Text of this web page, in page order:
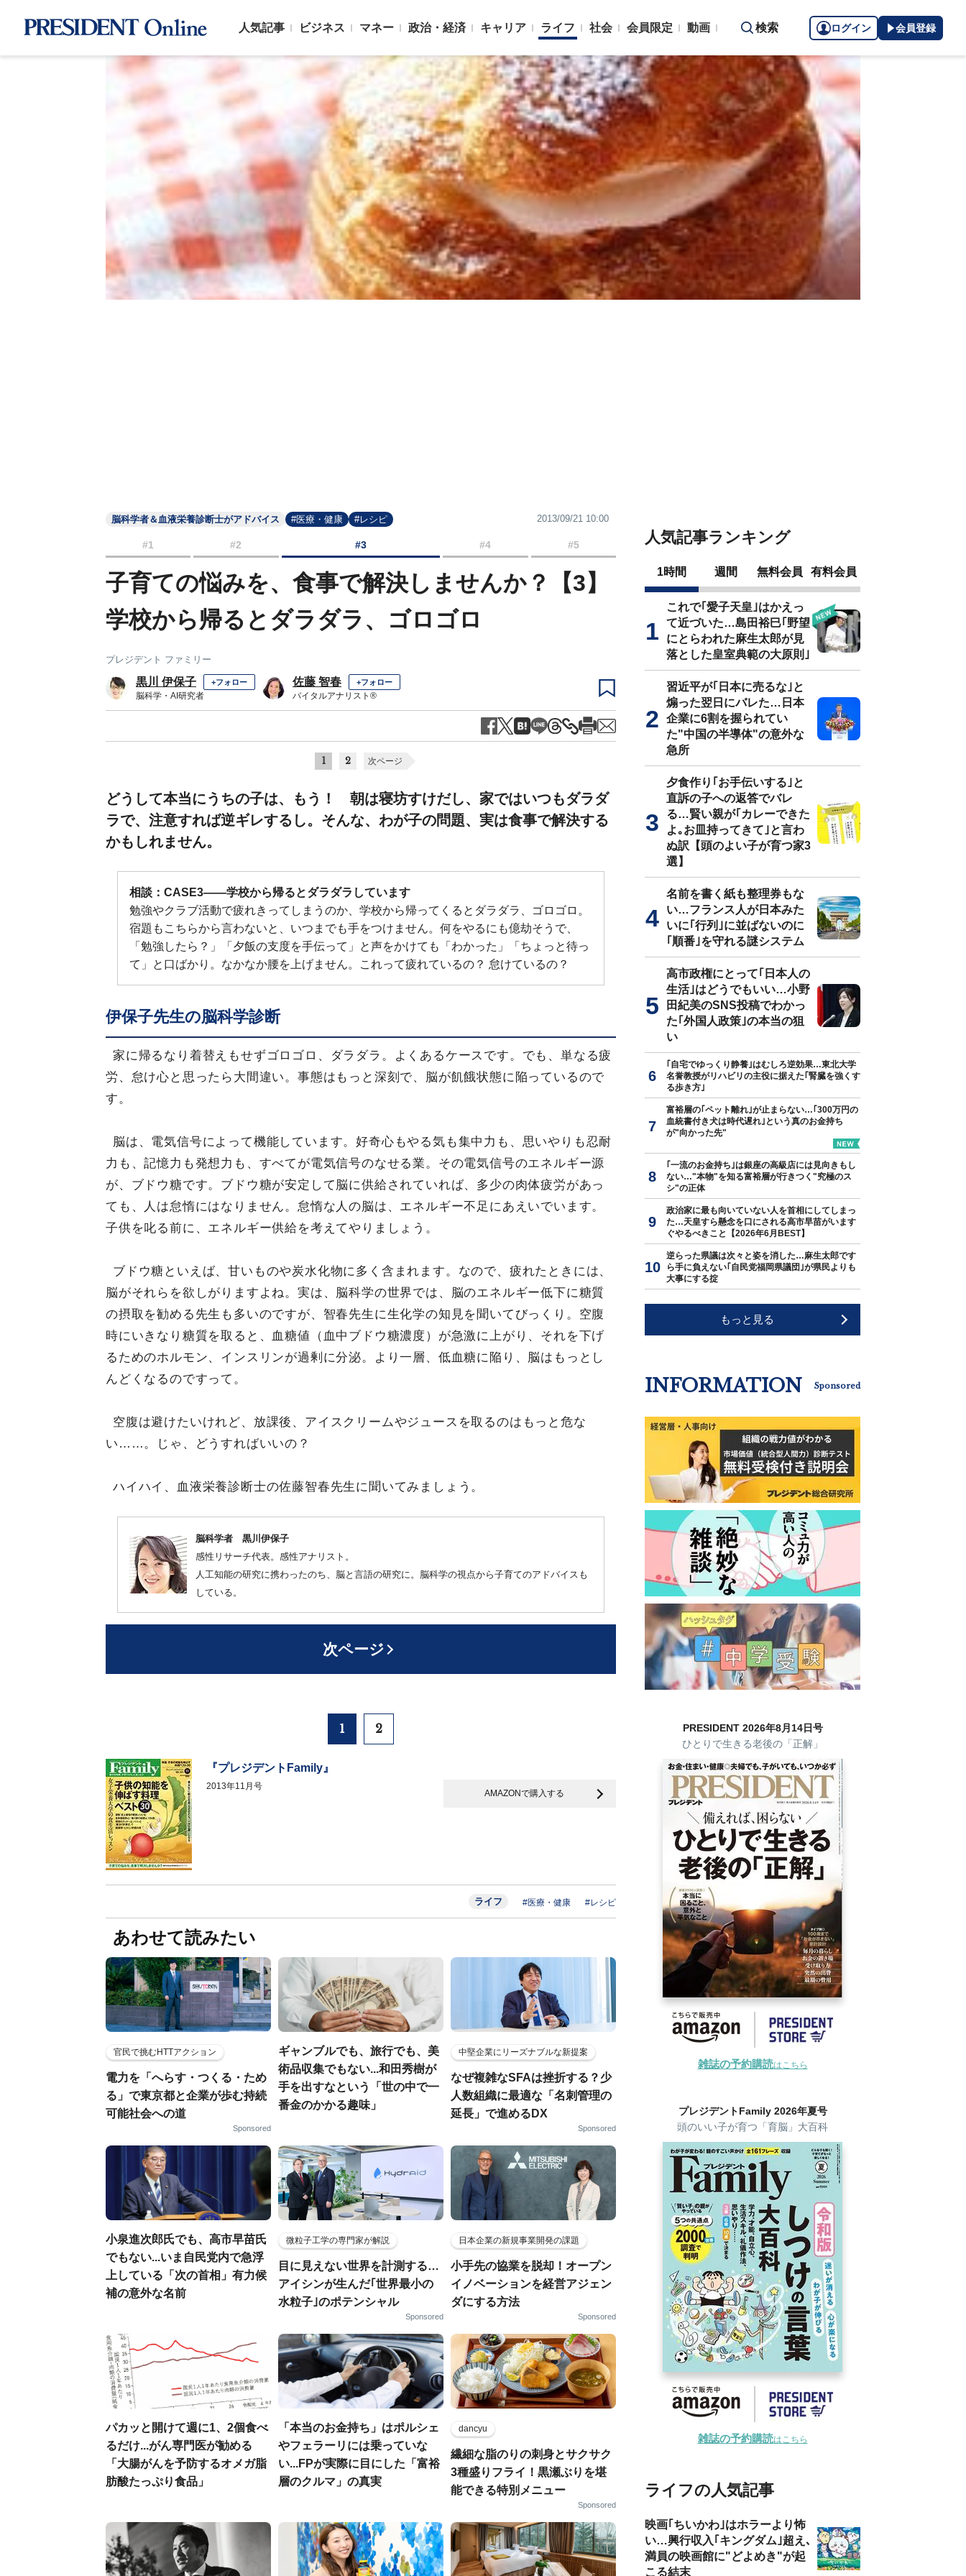
人気記事 ビジネス マネー 政治・経済 キャリア ライフ 社会 会員限定 動画 検索 ログイン 会員登録
脳科学者＆血液栄養診断士がアドバイス #医療・健康 #レシピ 2013/09/21 10:00
#1 #2 #3 #4 #5
子育ての悩みを、食事で解決しませんか？【3】
学校から帰るとダラダラ、ゴロゴロ
プレジデント ファミリー
黒川 伊保子 +フォロー
脳科学・AI研究者
佐藤 智春 +フォロー
バイタルアナリスト®
1 2 次ページ
どうして本当にうちの子は、もう！ 朝は寝坊すけだし、家ではいつもダラダ
ラで、注意すれば逆ギレするし。そんな、わが子の問題、実は食事で解決する
かもしれません。
相談：CASE3――学校から帰るとダラダラしています
勉強やクラブ活動で疲れきってしまうのか、学校から帰ってくるとダラダラ、ゴロゴロ。
宿題もこちらから言わないと、いつまでも手をつけません。何をやるにも億劫そうで、
「勉強したら？」「夕飯の支度を手伝って」と声をかけても「わかった」「ちょっと待っ
て」と口ばかり。なかなか腰を上げません。これって疲れているの？ 怠けているの？
伊保子先生の脳科学診断
家に帰るなり着替えもせずゴロゴロ、ダラダラ。よくあるケースです。でも、単なる疲
労、怠け心と思ったら大間違い。事態はもっと深刻で、脳が飢餓状態に陥っているので
す。
脳は、電気信号によって機能しています。好奇心もやる気も集中力も、思いやりも忍耐
力も、記憶力も発想力も、すべてが電気信号のなせる業。その電気信号のエネルギー源
が、ブドウ糖です。ブドウ糖が安定して脳に供給されていれば、多少の肉体疲労があっ
ても、人は怠惰にはなりません。怠惰な人の脳は、エネルギー不足にあえいでいます。
子供を叱る前に、エネルギー供給を考えてやりましょう。
ブドウ糖といえば、甘いものや炭水化物に多く含まれます。なので、疲れたときには、
脳がそれらを欲しがりますよね。実は、脳科学の世界では、脳のエネルギー低下に糖質
の摂取を勧める先生も多いのですが、智春先生に生化学の知見を聞いてびっくり。空腹
時にいきなり糖質を取ると、血糖値（血中ブドウ糖濃度）が急激に上がり、それを下げ
るためのホルモン、インスリンが過剰に分泌。より一層、低血糖に陥り、脳はもっとし
んどくなるのですって。
空腹は避けたいけれど、放課後、アイスクリームやジュースを取るのはもっと危な
い……。じゃ、どうすればいいの？
ハイハイ、血液栄養診断士の佐藤智春先生に聞いてみましょう。
脳科学者 黒川伊保子
感性リサーチ代表。感性アナリスト。
人工知能の研究に携わったのち、脳と言語の研究に。脳科学の視点から子育てのアドバイスも
している。
次ページ
1 2
『プレジデントFamily』
2013年11月号
AMAZONで購入する
ライフ #医療・健康 #レシピ
あわせて読みたい
官民で挑むHTTアクション
電力を「へらす・つくる・ため
る」で東京都と企業が歩む持続
可能社会への道
Sponsored
ギャンブルでも、旅行でも、美
術品収集でもない...和田秀樹が
手を出すなという「世の中で一
番金のかかる趣味」
中堅企業にリーズナブルな新提案
なぜ複雑なSFAは挫折する？少
人数組織に最適な「名刺管理の
延長」で進めるDX
Sponsored
小泉進次郎氏でも、高市早苗氏
でもない...いま自民党内で急浮
上している「次の首相」有力候
補の意外な名前
微粒子工学の専門家が解説
目に見えない世界を計測する…
アイシンが生んだ｢世界最小の
水粒子｣のポテンシャル
Sponsored
日本企業の新規事業開発の課題
小手先の協業を脱却！オープン
イノベーションを経営アジェン
ダにする方法
Sponsored
パカッと開けて週に1、2個食べ
るだけ...がん専門医が勧める
「大腸がんを予防するオメガ脂
肪酸たっぷり食品」
「本当のお金持ち」はポルシェ
やフェラーリには乗っていな
い...FPが実際に目にした「富裕
層のクルマ」の真実
dancyu
繊細な脂のりの刺身とサクサク
3種盛りフライ！黒瀬ぶりを堪
能できる特別メニュー
Sponsored
人気記事ランキング
1時間 週間 無料会員 有料会員
これで｢愛子天皇｣はかえっ
て近づいた…島田裕巳｢野望
にとらわれた麻生太郎が見
落とした皇室典範の大原則｣
習近平が｢日本に売るな｣と
煽った翌日にバレた…日本
企業に6割を握られてい
た"中国の半導体"の意外な
急所
夕食作り｢お手伝いする｣と
直訴の子への返答でバレ
る…賢い親が｢カレーできた
よ｡お皿持ってきて｣と言わ
ぬ訳【頭のよい子が育つ家3
選】
名前を書く紙も整理券もな
い…フランス人が日本みた
いに｢行列｣に並ばないのに
｢順番｣を守れる謎システム
高市政権にとって｢日本人の
生活｣はどうでもいい…小野
田紀美のSNS投稿でわかっ
た｢外国人政策｣の本当の狙
い
｢自宅でゆっくり静養｣はむしろ逆効果…東北大学
名誉教授がリハビリの主役に据えた｢腎臓を強くす
る歩き方｣
富裕層の｢ペット離れ｣が止まらない…｢300万円の
血統書付き犬は時代遅れ｣という真のお金持ち
が"向かった先"
｢一流のお金持ち｣は銀座の高級店には見向きもし
ない…"本物"を知る富裕層が行きつく"究極のス
シ"の正体
政治家に最も向いていない人を首相にしてしまっ
た…天皇すら懸念を口にされる高市早苗がいます
ぐやるべきこと【2026年6月BEST】
逆らった県議は次々と姿を消した…麻生太郎です
ら手に負えない｢自民党福岡県議団｣が県民よりも
大事にする掟
もっと見る
INFORMATION Sponsored
PRESIDENT 2026年8月14日号
ひとりで生きる老後の「正解」
雑誌の予約購読はこちら
プレジデントFamily 2026年夏号
頭のいい子が育つ「育脳」大百科
雑誌の予約購読はこちら
ライフの人気記事
映画｢ちいかわ｣はホラーより怖
い…興行収入｢キングダム｣超え､
満員の映画館に"どよめき"が起
こる結末